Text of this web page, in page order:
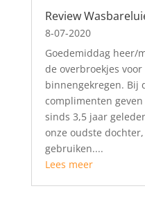
Review
8-07-2020
Goedemiddag
de overbroekjes
binnengekregen. Bij
complimenten
sinds 3,5 jaar
onze oudste
gebruiken....
Lees meer